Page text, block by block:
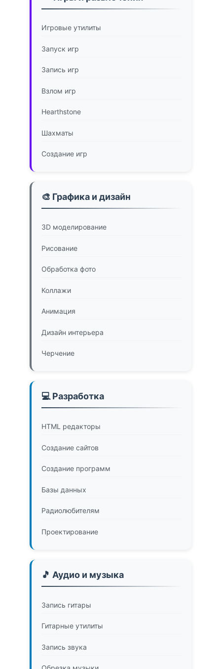
Игровые утилиты
Запуск игр
Запись игр
Взлом игр
Hearthstone
Шахматы
Создание игр
🎨 Графика и дизайн
3D моделирование
Рисование
Обработка фото
Коллажи
Анимация
Дизайн интерьера
Черчение
💻 Разработка
HTML редакторы
Создание сайтов
Создание программ
Базы данных
Радиолюбителям
Проектирование
🎵 Аудио и музыка
Запись гитары
Гитарные утилиты
Запись звука